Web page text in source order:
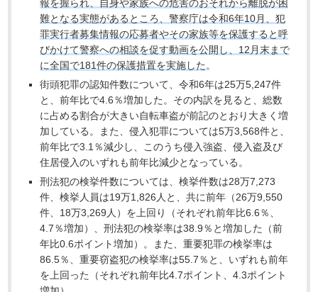
報を握られ、自身や家族への危害のおそれから離脱が困
難となる実態があるところ、警察庁は令和6年10月、犯
罪実行者募集情報の応募者やその家族等を保護すると呼
びかけて警察への相談を促す動画を公開し、12月末まで
に全国で181件の保護措置を実施した 。
街頭犯罪の認知件数について、令和6年は25万5,247件
と、前年比で4.6％増加した。その内訳を見ると、総数
に占める割合が大きい自転車盗が前記のとおり大きく増
加している。また、侵入犯罪については5万3,568件と、
前年比で3.1％減少し、このうち侵入強盗、侵入盗及び
住居侵入のいずれも前年比減少となっている。
刑法犯の検挙件数については、検挙件数は28万7,273
件、検挙人員は19万1,826人と、共に前年（26万9,550
件、18万3,269人）を上回り（それぞれ前年比6.6％、
4.7％増加）、刑法犯の検挙率は38.9％と増加した（前
年比0.6ポイント増加）。また、重要犯罪の検挙率は
86.5％、重要窃盗犯の検挙率は55.7％と、いずれも前年
を上回った（それぞれ前年比4.7ポイント、4.3ポイント